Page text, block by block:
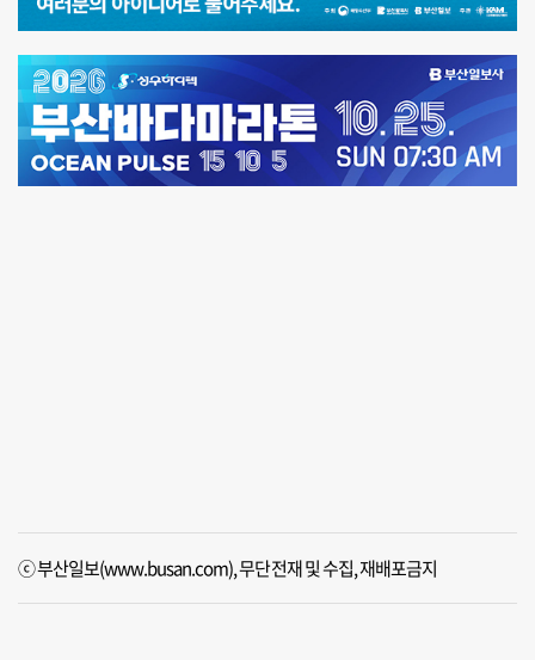
ⓒ 부산일보(www.busan.com), 무단전재 및 수집, 재배포금지